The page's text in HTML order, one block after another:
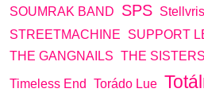
SOUMRAK BAND
SPS Stellvris
STREETMACHINE
SUPPORT
THE GANGNAILS THE
Timeless End Torádo Lue